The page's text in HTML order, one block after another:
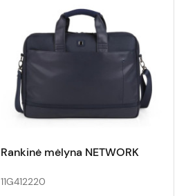
Rankinė mėlyna NETWORK
11G412220